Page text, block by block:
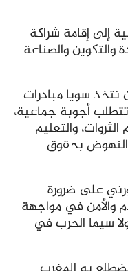
إلى إقامة شراكة
والتكوين والصناعة
نتخذ سويا مبادرات
أجوبة جماعية،
والتعليم
والنهوض بحقوق
على ضرورة
والأمن في مواجهة
ولا سيما الحرب في